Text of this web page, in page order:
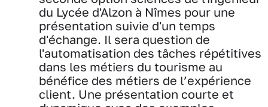
du Lycée d'Alzon à Nîmes pour une
présentation suivie d'un temps
d'échange. Il sera question de
l'automatisation des tâches répétitives
dans les métiers du tourisme au
bénéfice des métiers de l’expérience
client. Une présentation courte et